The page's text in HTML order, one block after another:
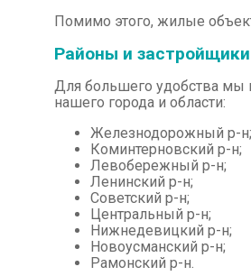
Помимо этого, жилые
Районы и застройщики
Для большего удобства мы
нашего города и области:
Железнодорожный р-н;
Коминтерновский р-н;
Левобережный р-н;
Ленинский р-н;
Советский р-н;
Центральный р-н;
Нижнедевицкий р-н;
Новоусманский р-н;
Рамонский р-н.